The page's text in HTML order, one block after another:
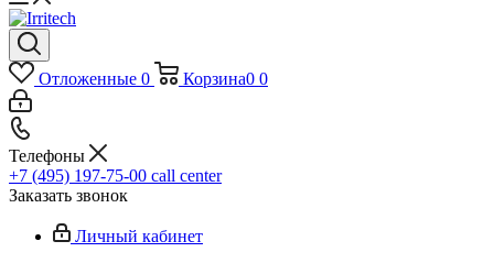
Отложенные 0 Корзина0 0
Телефоны
+7 (495) 197-75-00 call center
Заказать звонок
Личный кабинет